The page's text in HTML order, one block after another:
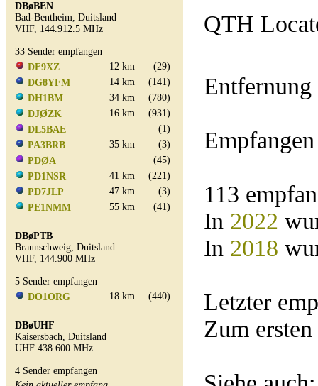
DBøBEN
Bad-Bentheim, Duitsland
VHF, 144.912.5 MHz
33 Sender empfangen
DF9XZ
12 km
(29)
DG8YFM
14 km
(141)
DH1BM
34 km
(780)
DJØZK
16 km
(931)
DL5BAE
(1)
PA3BRB
35 km
(3)
PDØA
(45)
PD1NSR
41 km
(221)
PD7JLP
47 km
(3)
PE1NMM
55 km (41)
DBøPTB
Braunschweig, Duitsland
VHF, 144.900 MHz
5 Sender empfangen
DO1ORG
18 km (440)
DBøUHF
Kaisersbach, Duitsland
UHF 438.600 MHz
4 Sender empfangen
QTH
Entfernung
113
In 2022
In 2018
Letzter
Zum